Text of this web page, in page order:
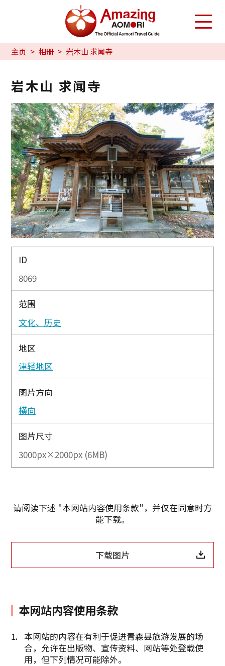
主页 相册 岩木山 求闻寺
岩木山 求闻寺
ID
8069
范围
文化、历史
地区
津轻地区
图片方向
横向
图片尺寸
3000px×2000px (6MB)
请阅读下述 "本网站内容使用条款"，并仅在同意时方
能下载。
下载图片
本网站内容使用条款
本网站的内容在有利于促进青森县旅游发展的场
合，允许在出版物、宣传资料、网站等处登载使
用，但下列情况可能除外。
复制链接